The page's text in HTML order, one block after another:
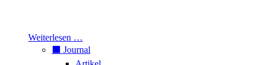
Weiterlesen …
⬛️ Journal